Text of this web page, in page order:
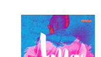
Añadir
lista de
deseos